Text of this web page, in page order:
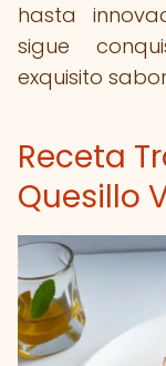
hasta
sigue
exquisito
Receta
Quesillo